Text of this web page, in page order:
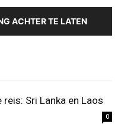
ACHTER TE LATEN
Sri Lanka en Laos
0